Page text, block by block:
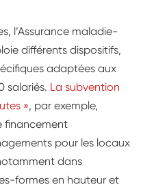
l’Assurance maladie-
différents dispositifs,
adaptées aux
salariés. La subvention
», par exemple,
financement
pour les locaux
dans
formes en hauteur et